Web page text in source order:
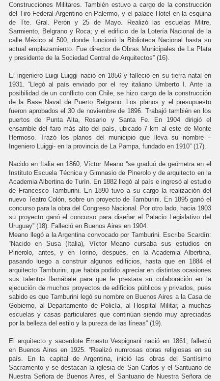
Construcciones Militares. También estuvo a cargo de la construcción
del Tiro Federal Argentino en Palermo, y el palace Hotel en la esquina
de Tte. Gral. Perón y 25 de Mayo. Realizó las escuelas Mitre,
Sarmiento, Belgrano y Roca; y el edificio de la Lotería Nacional de la
calle México al 500, donde funcionó la Biblioteca Nacional hasta su
actual emplazamiento. Fue director de Obras Municipales de La Plata
y presidente de la Sociedad Central de Arquitectos” (16).
El ingeniero Luigi Luiggi nació en 1856 y falleció en su tierra natal en
1931. “Llegó al país enviado por el rey italiano Umberto I. Ante la
posibilidad de un conflicto con Chile, se hizo cargo de la construcción
de la Base Naval de Puerto Belgrano. Los planos y el presupuesto
fueron aprobados el 30 de noviembre de 1896. Trabajó también en los
puertos de Punta Alta, Rosario y Santa Fe. En 1904 dirigió el
ensamble del faro más alto del país, ubicado 7 km al este de Monte
Hermoso. Trazó los planos del municipio que lleva su nombre –
Ingeniero Luiggi- en la provincia de La Pampa, fundado en 1910” (17).
Nacido en Italia en 1860, Víctor Meano “se graduó de geómetra en el
Instituto Escuela Técnica y Gimnasio de Pinerolo y de arquitecto en la
Academia Albertina de Turín. En 1882 llegó al país e ingresó al estudio
de Francesco Tamburini. En 1890 tuvo a su cargo la realización del
nuevo Teatro Colón, sobre un proyecto de Tamburini. En 1895 ganó el
concurso para la obra del Congreso Nacional. Por otro lado, hacia 1903
su proyecto ganó el concurso para diseñar el Palacio Legislativo del
Uruguay” (18). Falleció en Buenos Aires en 1904.
Meano llegó a la Argentina convocado por Tamburini. Escribe Scardín:
“Nacido en Susa (Italia), Víctor Meano cursaba sus estudios en
Pinerolo, antes, y en Torino, después, en la Academia Albertina,
pasando luego a construir algunos edificios, hasta que en 1884 el
arquitecto Tamburini, que había podido apreciar en distintas ocasiones
sus talentos llamábale para que le prestara su colaboración en la
ejecución de muchos proyectos de edificios públicos y privados, pues
sabido es que Tamburini legó su nombre en Buenos Aires a la Casa de
Gobierno, al Departamento de Policía, al Hospital Militar, a muchas
escuelas y casas particulares que continúan siendo muy apreciadas
por la belleza del estilo y la pureza de las líneas” (19).
El arquitecto y sacerdote Ernesto Vespignani nació en 1861; falleció
en Buenos Aires en 1925. “Realizó numrosas obras religiosas en su
país. En la capital de Argentina, inició las obras del Santísimo
Sacramento y se destacan la iglesia de San Carlos y el Santuario de
Nuestra Señora de Buenos Aires, el Santuario de Nuestra Señora de